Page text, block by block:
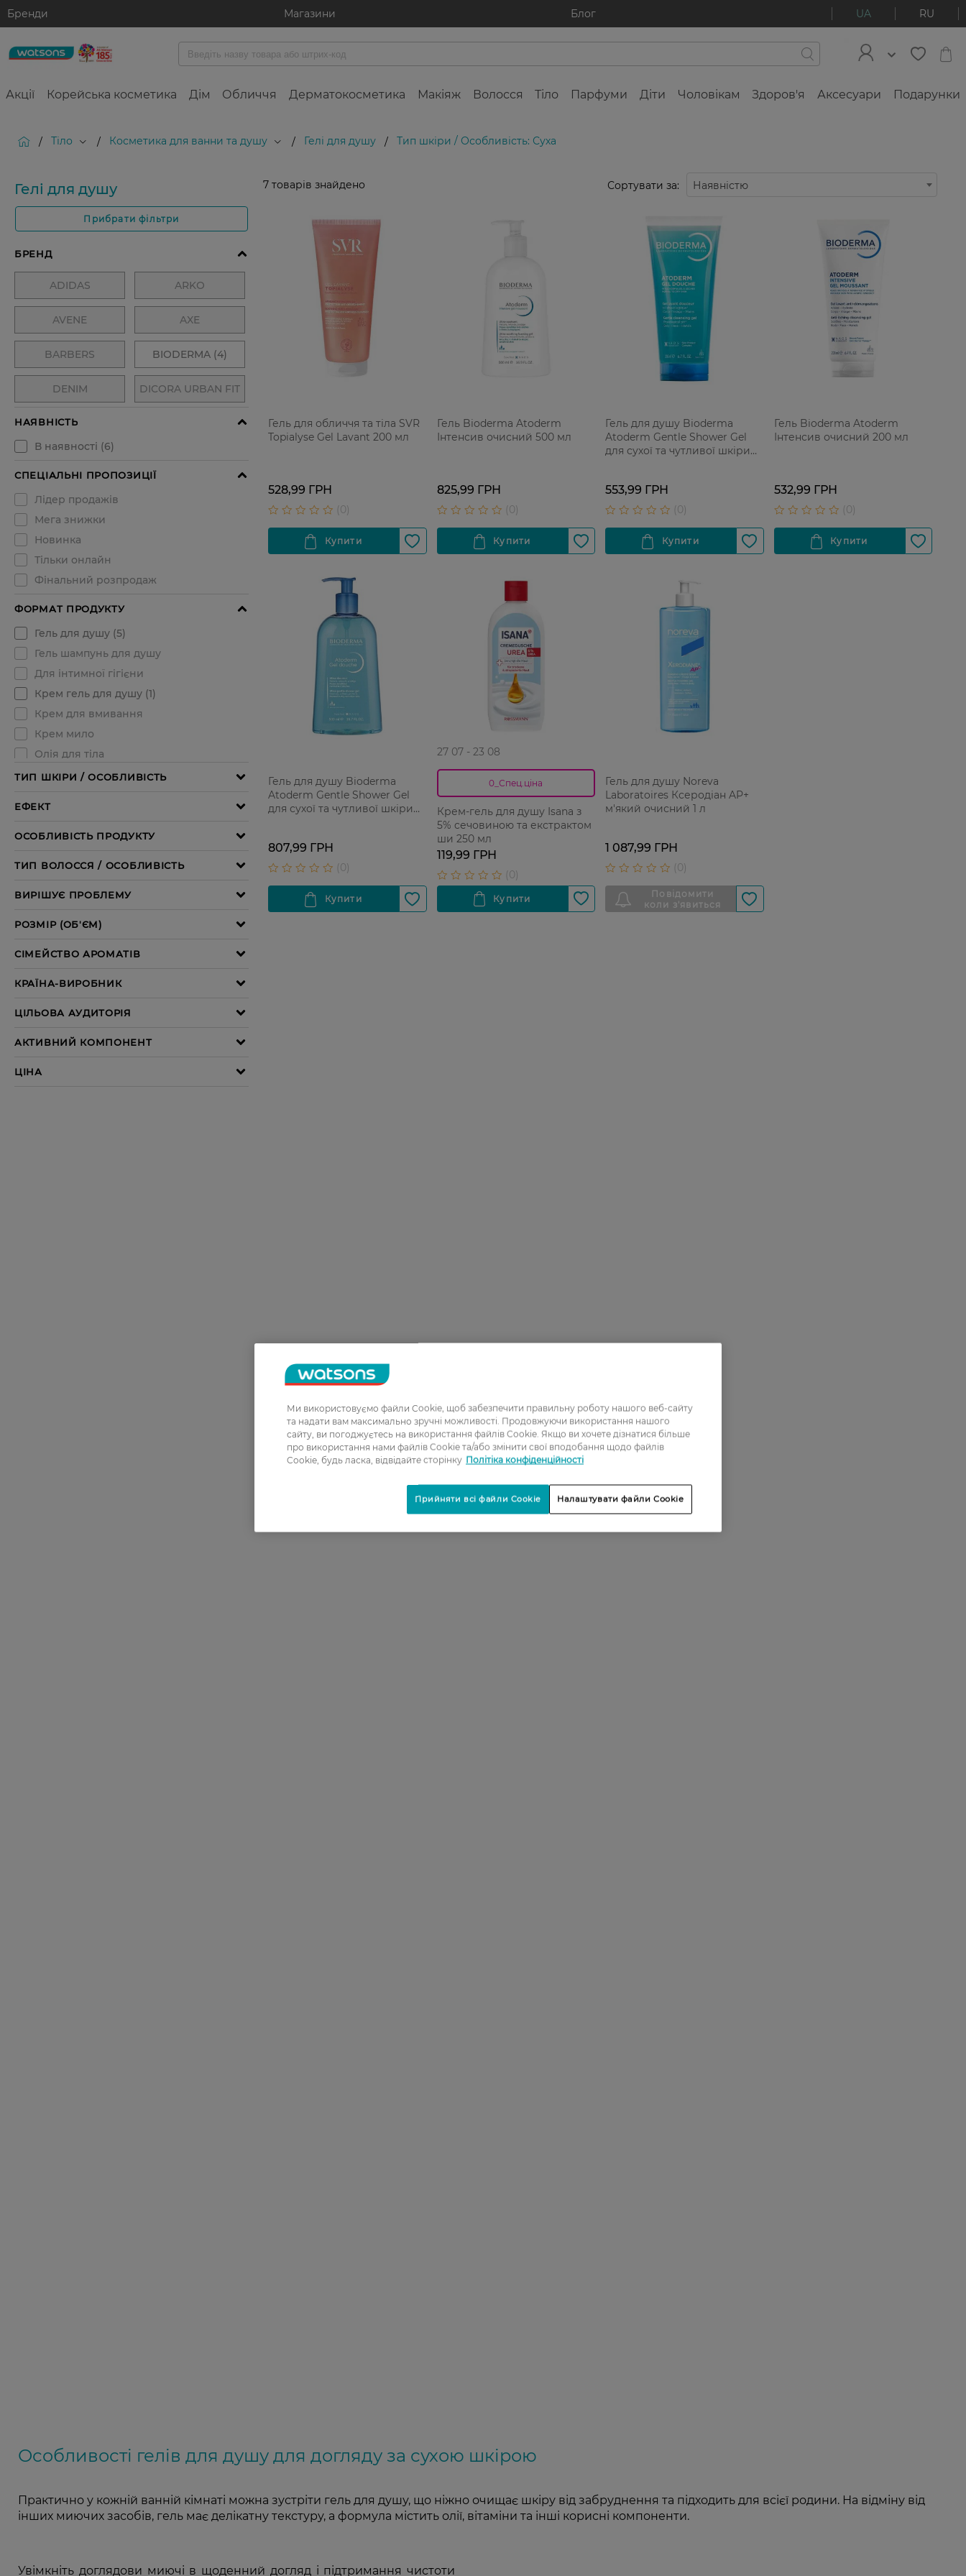
Бренди Магазини Блог UA RU
Акції Корейська косметика Дім Обличчя Дерматокосметика Макіяж Волосся Тіло Парфуми Діти Чоловікам Здоров'я Аксесуари Подарунки
/ Тіло / Косметика для ванни та душу / Гелі для душу / Тип шкіри / Особливість: Суха
Гелі для душу
Прибрати фільтри
7 товарів знайдено Сортувати за: Наявністю
Гель для обличчя та тіла SVR
Topialyse Gel Lavant 200 мл
528,99 ГРН
Гель Bioderma Atoderm
Інтенсив очисний 500 мл
825,99 ГРН
Гель для душу Bioderma
Atoderm Gentle Shower Gel
для сухої та чутливої шкіри
553,99 ГРН
Гель Bioderma Atoderm
Інтенсив очисний 200 мл
532,99 ГРН
Гель для душу Bioderma
Atoderm Gentle Shower Gel
для сухої та чутливої шкіри
807,99 ГРН
27 07 - 23 08
0_Спец.ціна
Крем-гель для душу Isana з
5% cечовиною та екстрактом
ши 250 мл
119,99 ГРН
Гель для душу Noreva
Laboratoires Ксеродіан AP+
м'який очисний 1 л
1 087,99 ГРН
Особливості гелів для душу для догляду за сухою шкірою
Практично у кожній ванній кімнаті можна зустріти гель для душу, що ніжно очищає шкіру від забруднення та підходить для всієї родини. На відміну від
інших миючих засобів, гель має делікатну текстуру, а формула містить олії, вітаміни та інші корисні компоненти.
Увімкніть доглядови миючі в щоденний догляд і підтримання чистоти
Ми використовуємо файли Cookie, щоб забезпечити правильну роботу нашого веб-сайту
та надати вам максимально зручні можливості. Продовжуючи використання нашого
сайту, ви погоджуєтесь на використання файлів Cookie. Якщо ви хочете дізнатися більше
про використання нами файлів Cookie та/або змінити свої вподобання щодо файлів
Cookie, будь ласка, відвідайте сторінку Політіка конфіденційності
Налаштувати файли Cookie
Прийняти всі файли Cookie